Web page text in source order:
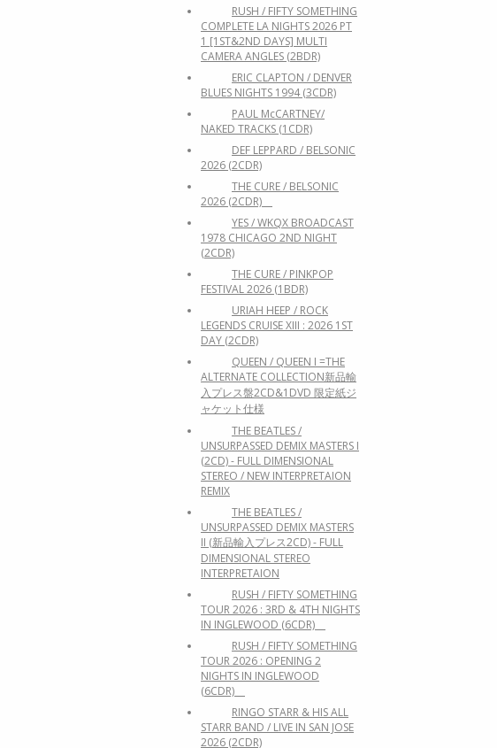
RUSH / FIFTY SOMETHING
COMPLETE LA NIGHTS 2026 PT
1 [1ST&2ND DAYS] MULTI
CAMERA ANGLES (2BDR)
ERIC CLAPTON / DENVER
BLUES NIGHTS 1994 (3CDR)
PAUL McCARTNEY/
NAKED TRACKS (1CDR)
DEF LEPPARD / BELSONIC
2026 (2CDR)
THE CURE / BELSONIC
2026 (2CDR)
YES / WKQX BROADCAST
1978 CHICAGO 2ND NIGHT
(2CDR)
THE CURE / PINKPOP
FESTIVAL 2026 (1BDR)
URIAH HEEP / ROCK
LEGENDS CRUISE XIII : 2026 1ST
DAY (2CDR)
QUEEN / QUEEN I =THE
ALTERNATE COLLECTION新品輸
入プレス盤2CD&1DVD 限定紙ジ
ャケット仕様
THE BEATLES /
UNSURPASSED DEMIX MASTERS I
(2CD) - FULL DIMENSIONAL
STEREO / NEW INTERPRETAION
REMIX
THE BEATLES /
UNSURPASSED DEMIX MASTERS
II (新品輸入プレス2CD) - FULL
DIMENSIONAL STEREO
INTERPRETAION
RUSH / FIFTY SOMETHING
TOUR 2026 : 3RD & 4TH NIGHTS
IN INGLEWOOD (6CDR)
RUSH / FIFTY SOMETHING
TOUR 2026 : OPENING 2
NIGHTS IN INGLEWOOD
(6CDR)
RINGO STARR & HIS ALL
STARR BAND / LIVE IN SAN JOSE
2026 (2CDR)